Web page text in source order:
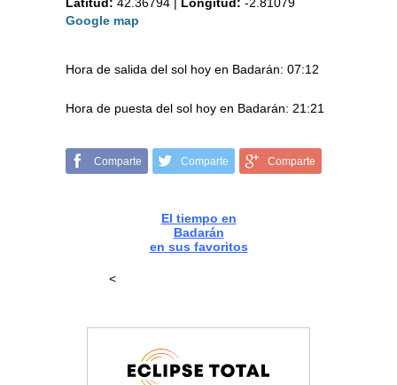
Latitud: 42.36794 Longitud: -2.81079
Google map
Hora de salida del sol hoy en Badarán: 07:12
Hora de puesta del sol hoy en Badarán: 21:21
Comparte Comparte Comparte
El tiempo en
Badarán
en sus favoritos
<